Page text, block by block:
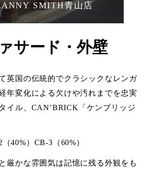
SMITH青山店
サード・外壁
英国の伝統的でクラシックなレンガ
年変化による欠けや汚れまでを忠実
イル、CAN’BRICK「 ケンブリッジ
40%）CB-3（60%）
厳かな雰囲気は記憶に残る外観をも